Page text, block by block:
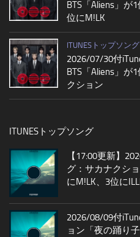
BTS「Aliens」が
位にM!LK
ITUNESトップソン
2026/07/30付
BTS「Aliens」が
クション
ITUNESトップソング
【17:00更新】
グ：サカナクシ
にM!LK、3位に
2026/08/09付
ョン「夜の踊り